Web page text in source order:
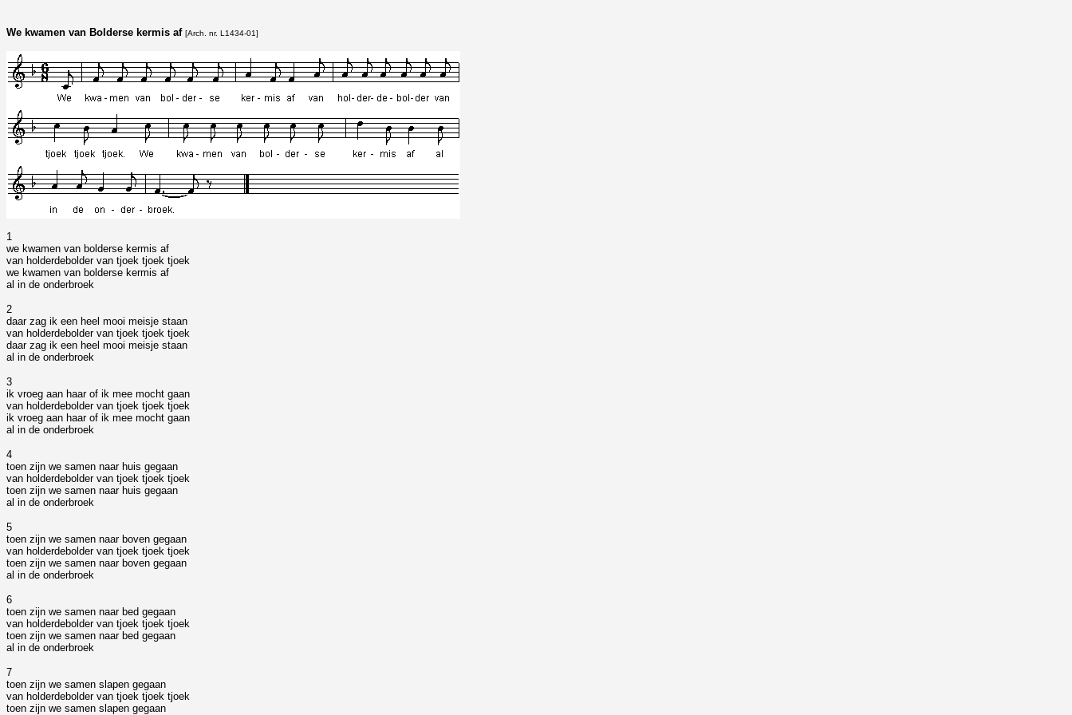
We kwamen van Bolderse kermis af [Arch. nr. L1434-01]
1
we kwamen van bolderse kermis af
van holderdebolder van tjoek tjoek tjoek
we kwamen van bolderse kermis af
al in de onderbroek
2
daar zag ik een heel mooi meisje staan
van holderdebolder van tjoek tjoek tjoek
daar zag ik een heel mooi meisje staan
al in de onderbroek
3
ik vroeg aan haar of ik mee mocht gaan
van holderdebolder van tjoek tjoek tjoek
ik vroeg aan haar of ik mee mocht gaan
al in de onderbroek
4
toen zijn we samen naar huis gegaan
van holderdebolder van tjoek tjoek tjoek
toen zijn we samen naar huis gegaan
al in de onderbroek
5
toen zijn we samen naar boven gegaan
van holderdebolder van tjoek tjoek tjoek
toen zijn we samen naar boven gegaan
al in de onderbroek
6
toen zijn we samen naar bed gegaan
van holderdebolder van tjoek tjoek tjoek
toen zijn we samen naar bed gegaan
al in de onderbroek
7
toen zijn we samen slapen gegaan
van holderdebolder van tjoek tjoek tjoek
toen zijn we samen slapen gegaan